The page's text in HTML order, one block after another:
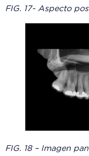
FIG. 17- Aspecto
FIG. 18 – Imagen